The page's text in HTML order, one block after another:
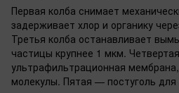
Первая колба снимает
задерживает хлор и органику
Третья колба останавливает
частицы крупнее 1 мкм.
ультрафильтрационная
молекулы. Пятая — постуголь для